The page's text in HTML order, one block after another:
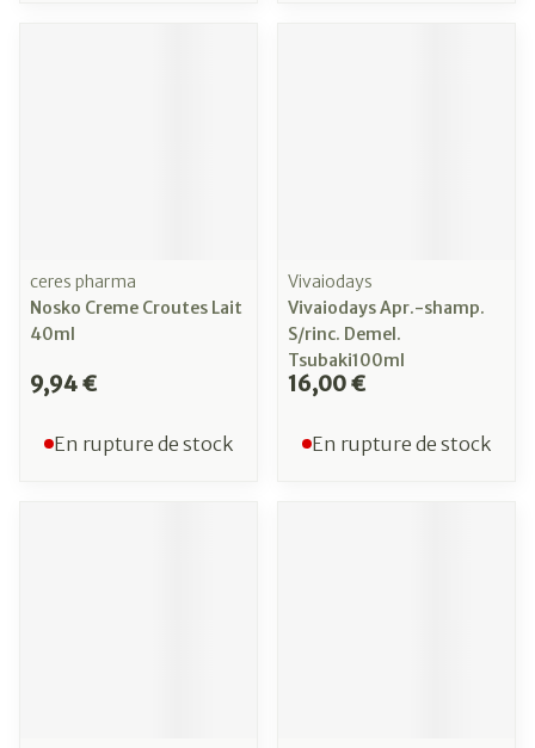
ceres pharma
Nosko Creme Croutes Lait
40ml
9,94 €
En rupture de stock
Vivaiodays
Vivaiodays Apr.-shamp.
S/rinc. Demel.
Tsubaki100ml
16,00 €
En rupture de stock